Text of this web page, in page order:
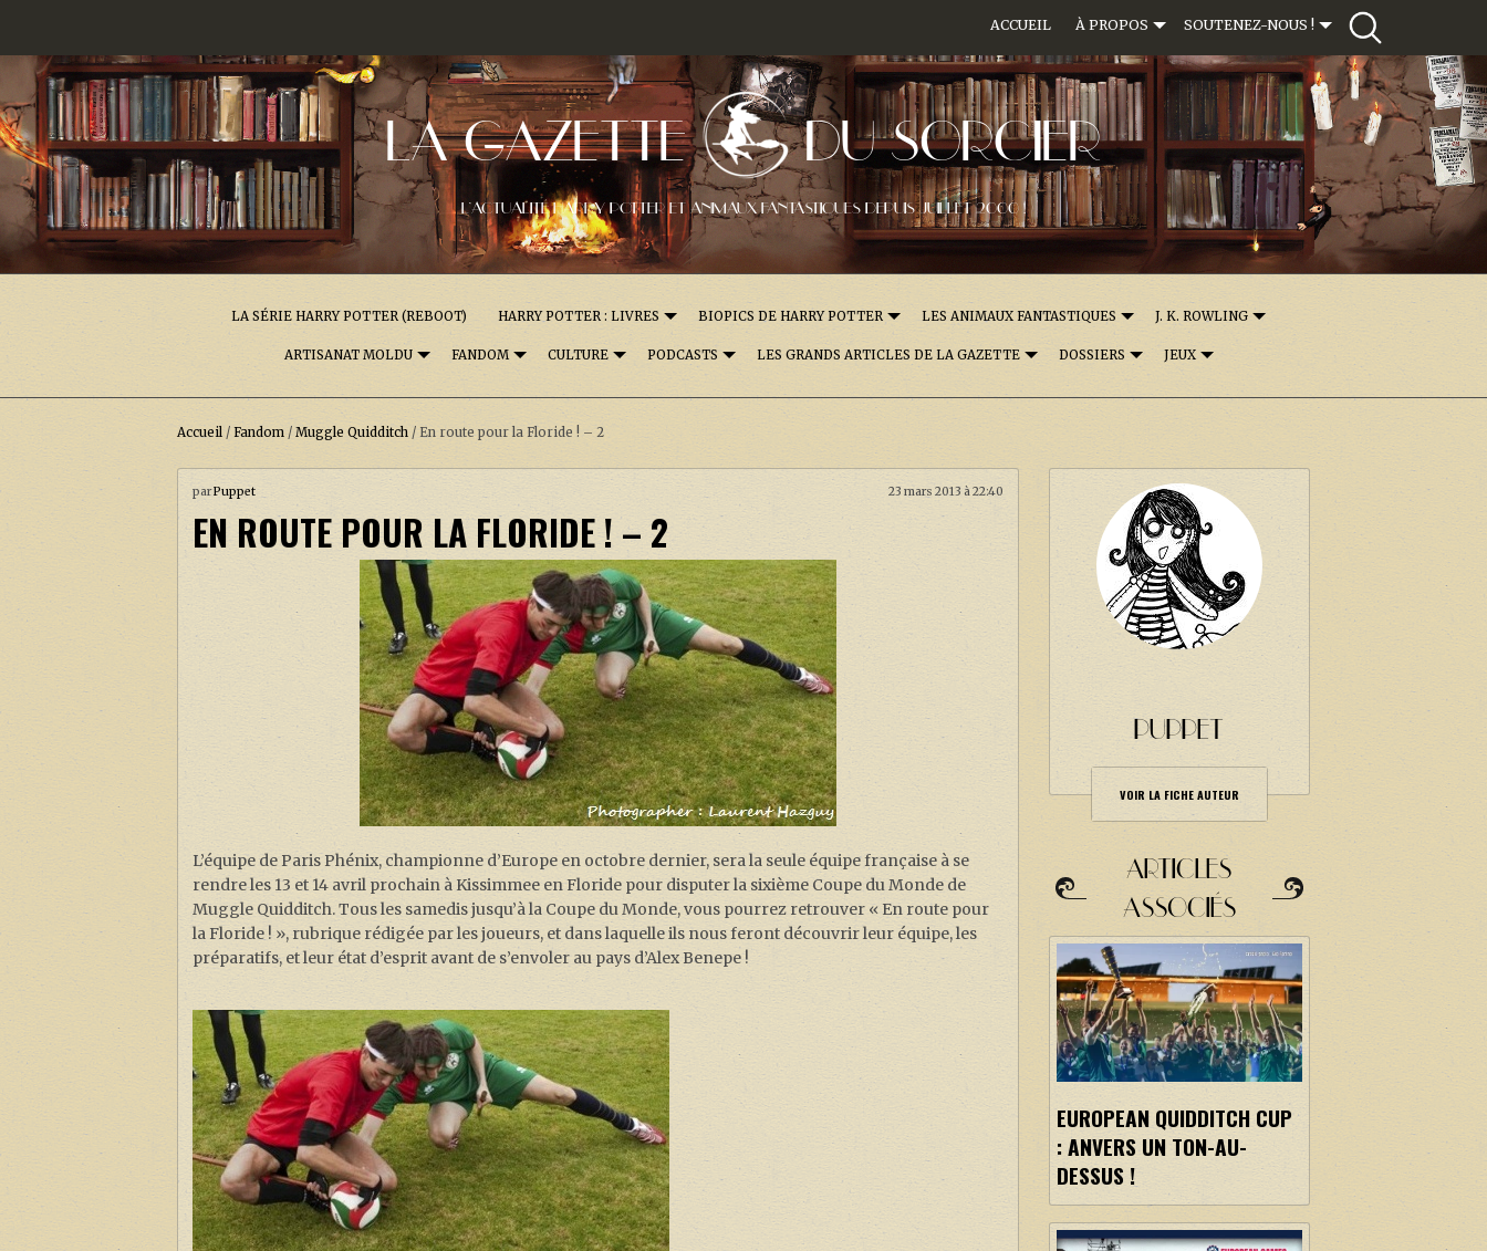
ACCUEIL À PROPOS SOUTENEZ-NOUS !
LA GAZETTE DU SORCIER
L'ACTUALITÉ HARRY POTTER ET ANIMAUX FANTASTIQUES DEPUIS JUILLET 2000 !
LA SÉRIE HARRY POTTER (REBOOT) HARRY POTTER : LIVRES BIOPICS DE HARRY POTTER LES ANIMAUX FANTASTIQUES J. K. ROWLING
ARTISANAT MOLDU FANDOM CULTURE PODCASTS LES GRANDS ARTICLES DE LA GAZETTE DOSSIERS JEUX
Accueil /Fandom /Muggle Quidditch /En route pour la Floride ! – 2
parPuppet 23 mars 2013 à 22:40
EN ROUTE POUR LA FLORIDE ! – 2
L’équipe de Paris Phénix, championne d’Europe en octobre dernier, sera la seule équipe française à se
rendre les 13 et 14 avril prochain à Kissimmee en Floride pour disputer la sixième Coupe du Monde de
Muggle Quidditch. Tous les samedis jusqu’à la Coupe du Monde, vous pourrez retrouver « En route pour
la Floride ! », rubrique rédigée par les joueurs, et dans laquelle ils nous feront découvrir leur équipe, les
préparatifs, et leur état d’esprit avant de s’envoler au pays d’Alex Benepe !
PUPPET
VOIR LA FICHE AUTEUR
ARTICLES
ASSOCIÉS
EUROPEAN QUIDDITCH CUP
: ANVERS UN TON-AU-
DESSUS !